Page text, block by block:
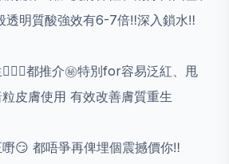
透明質酸強效有6-7倍‼️深入鎖水‼️
都推介㊙️特別for容易泛紅、甩
皮膚使用 有效改善膚質重生
😏 都唔爭再俾埋個震撼價你‼️